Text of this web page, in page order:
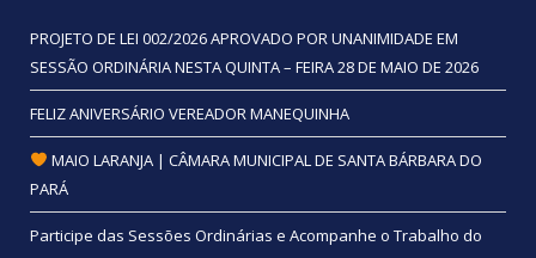
PROJETO DE LEI 002/2026 APROVADO POR UNANIMIDADE EM
SESSÃO ORDINÁRIA NESTA QUINTA – FEIRA 28 DE MAIO DE 2026
FELIZ ANIVERSÁRIO VEREADOR MANEQUINHA
MAIO LARANJA | CÂMARA MUNICIPAL DE SANTA BÁRBARA DO
PARÁ
Participe das Sessões Ordinárias e Acompanhe o Trabalho do